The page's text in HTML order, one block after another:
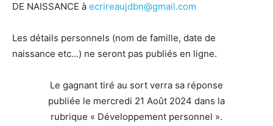
DE NAISSANCE à ecrireaujdbn@gmail.com
Les détails personnels (nom de famille, date de
naissance etc…) ne seront pas publiés en ligne.
Le gagnant tiré au sort verra sa réponse
publiée le mercredi 21 Août 2024 dans la
rubrique « Développement personnel ».